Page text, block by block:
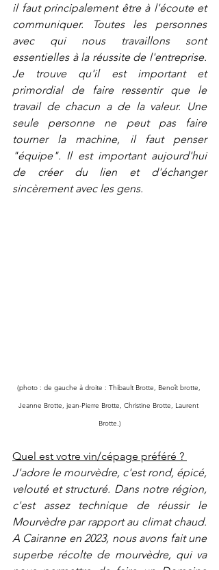
il faut principalement être à l'écoute et
communiquer. Toutes les personnes
avec qui nous travaillons sont
essentielles à la réussite de l'entreprise.
Je trouve qu'il est important et
primordial de faire ressentir que le
travail de chacun a de la valeur. Une
seule personne ne peut pas faire
tourner la machine, il faut penser
"équipe". Il est important aujourd'hui
de créer du lien et d'échanger
sincèrement avec les gens.
(photo : de gauche à droite : Thibault Brotte, Benoît brotte,
Jeanne Brotte, jean-Pierre Brotte, Christine Brotte, Laurent
Brotte.)
Quel est votre vin/cépage préféré ?
J'adore le mourvèdre, c'est rond, épicé,
velouté et structuré. Dans notre région,
c'est assez technique de réussir le
Mourvèdre par rapport au climat chaud.
A Cairanne en 2023, nous avons fait une
superbe récolte de mourvèdre, qui va